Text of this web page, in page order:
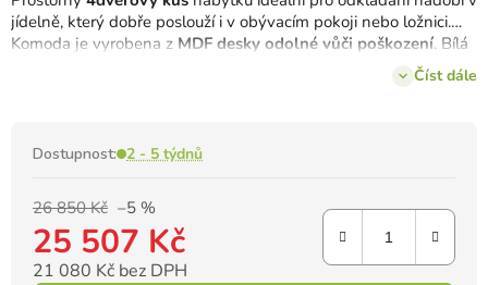
jídelně, který dobře poslouží i v obývacím pokoji nebo ložnici.
Komoda je vyrobena z MDF desky odolné vůči poškození. Bílá
Číst dále
Dostupnost: 2 - 5 týdnů
26 850 Kč –5 %
25 507 Kč
21 080 Kč bez DPH